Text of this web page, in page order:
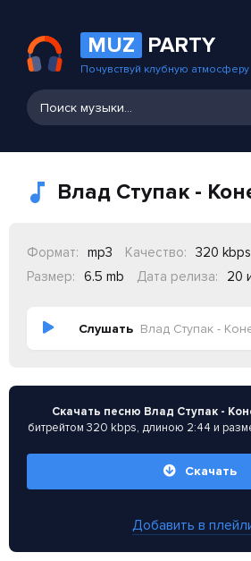
MUZ PARTY
Почувствуй клубную атмосферу
Влад Ступак -
Формат: mp3 Качество: 320 kbps
Размер:
6.5 mb Дата релиза: 20
Слушать Влад Ступак -
Скачать песню Влад Ступак -
битрейтом 320 kbps, длиною 2:44 и
Скачать
Добавить в